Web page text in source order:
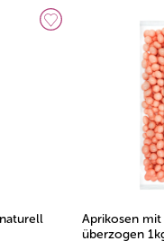
Aprikosen
überzogen